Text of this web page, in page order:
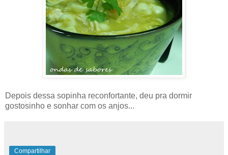
Depois dessa sopinha reconfortante, deu pra dormir
gostosinho e sonhar com os anjos...
Compartilhar